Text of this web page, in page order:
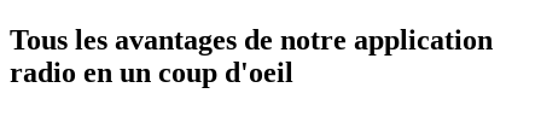
Tous les avantages de notre application
radio en un coup d'oeil